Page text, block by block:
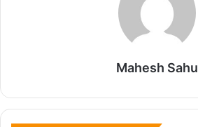
Mahesh Sahu